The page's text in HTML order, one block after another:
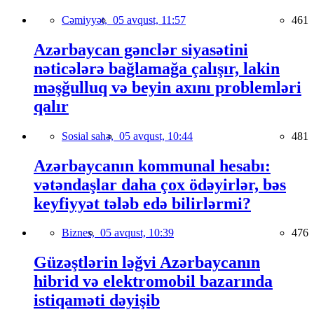
Cəmiyyət, 05 avqust, 11:57 461
Azərbaycan gənclər siyasətini
nəticələrə bağlamağa çalışır, lakin
məşğulluq və beyin axını problemləri
qalır
Sosial sahə, 05 avqust, 10:44 481
Azərbaycanın kommunal hesabı:
vətəndaşlar daha çox ödəyirlər, bəs
keyfiyyət tələb edə bilirlərmi?
Biznes, 05 avqust, 10:39 476
Güzəştlərin ləğvi Azərbaycanın
hibrid və elektromobil bazarında
istiqaməti dəyişib